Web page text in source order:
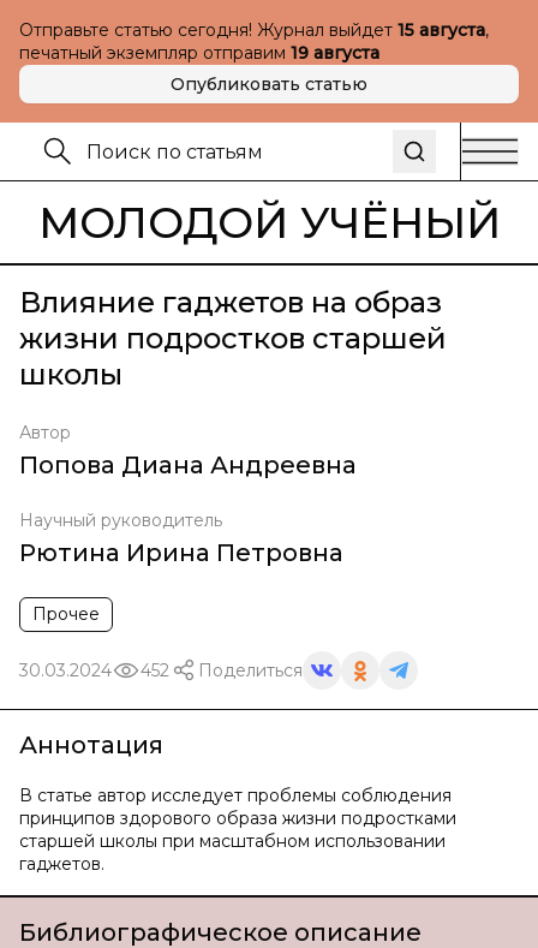
Отправьте статью сегодня! Журнал выйдет 15 августа,
печатный экземпляр отправим 19 августа
Опубликовать статью
МОЛОДОЙ УЧЁНЫЙ
Влияние гаджетов на образ
жизни подростков старшей
школы
Автор
Попова Диана Андреевна
Научный руководитель
Рютина Ирина Петровна
Прочее
30.03.2024 452 Поделиться
Аннотация
В статье автор исследует проблемы соблюдения
принципов здорового образа жизни подростками
старшей школы при масштабном использовании
гаджетов.
Библиографическое описание